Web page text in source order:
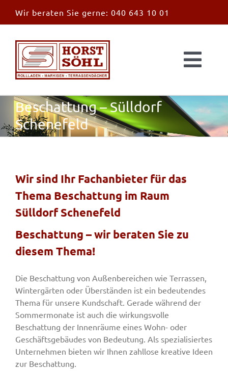
Inhalt
Wir beraten Sie gerne: 040 643 10 01
News
Überdachungen
Tore
Smart Home
Team
Beschattung – Sülldorf
Schenefeld
Wir sind Ihr Fachanbieter für das
Thema Beschattung im Raum
Sülldorf Schenefeld
Beschattung – wir beraten Sie zu
diesem Thema!
Die Beschattung von Außenbereichen wie Terrassen,
Wintergärten oder Überständen ist ein bedeutendes
Thema für unsere Kundschaft. Gerade während der
Sommermonate ist auch die wirkungsvolle
Beschattung der Innenräume eines Wohn- oder
Geschäftsgebäudes von Bedeutung. Als spezialisiertes
Unternehmen bieten wir Ihnen zahllose kreative Ideen
zur Beschattung.